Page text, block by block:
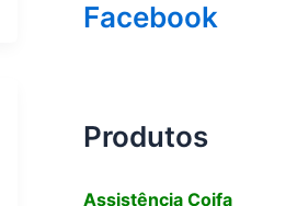
Facebook
Produtos
Assistência Coifa